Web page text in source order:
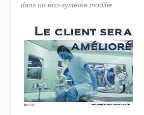
dans un éco-système modifié.